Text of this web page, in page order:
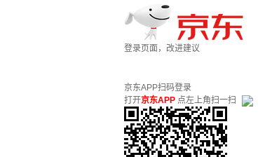
登录页面，改进建议
京东APP扫码登录
打开京东APP 点左上角扫一扫